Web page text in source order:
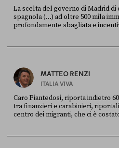
La scelta del governo di Madrid di
spagnola (...) ad oltre 500 mila
profondamente sbagliata e
MATTEO RENZI
ITALIA VIVA
Caro Piantedosi, riporta indietro
tra finanzieri e carabinieri,
centro dei migranti, che ci è